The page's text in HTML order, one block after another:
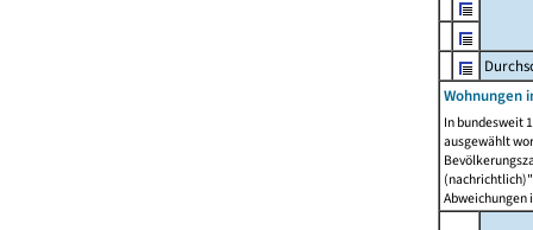
Wohnungen
In bundesweit
ausgewählt
Abweichungen